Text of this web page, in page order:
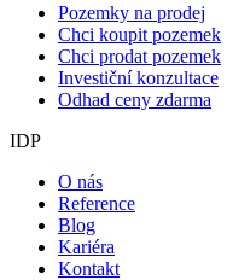
Pozemky na prodej
Chci koupit pozemek
Chci prodat pozemek
Investiční konzultace
Odhad ceny zdarma
IDP
O nás
Reference
Blog
Kariéra
Kontakt